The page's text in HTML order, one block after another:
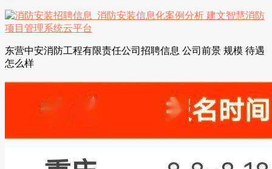
东营中安消防工程有限责任公司招聘信息 公司前景 规模 待遇
怎么样